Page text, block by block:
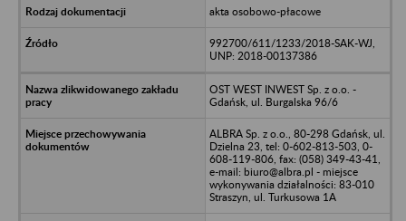
akta osobowo-płacowe
992700/611/1233/2018-SAK-WJ,
UNP: 2018-00137386
OST WEST INWEST Sp. z o.o. -
Gdańsk, ul. Burgalska 96/6
ALBRA Sp. z o.o., 80-298 Gdańsk, ul.
Dzielna 23, tel: 0-602-813-503, 0-
608-119-806, fax: (058) 349-43-41,
e-mail: biuro@albra.pl - miejsce
wykonywania działalności: 83-010
Straszyn, ul. Turkusowa 1A